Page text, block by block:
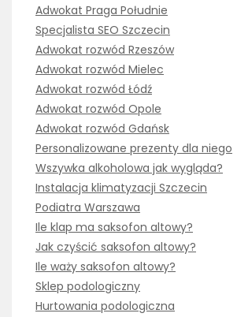
Adwokat Praga Południe
Specjalista SEO Szczecin
Adwokat rozwód Rzeszów
Adwokat rozwód Mielec
Adwokat rozwód Łódź
Adwokat rozwód Opole
Adwokat rozwód Gdańsk
Personalizowane prezenty dla niego
Wszywka alkoholowa jak wygląda?
Instalacja klimatyzacji Szczecin
Podiatra Warszawa
Ile klap ma saksofon altowy?
Jak czyścić saksofon altowy?
Ile waży saksofon altowy?
Sklep podologiczny
Hurtowania podologiczna